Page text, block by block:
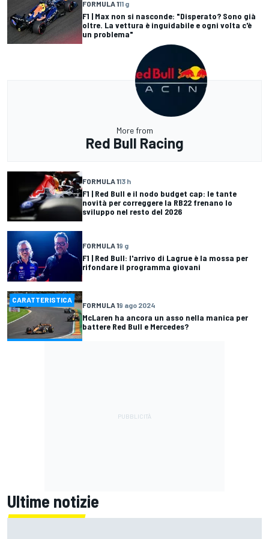
FORMULA 111 g
F1 | Max non si nasconde: "Disperato? Sono già
oltre. La vettura è inguidabile e ogni volta c'è
un problema"
More from
Red Bull Racing
FORMULA 113 h
F1 | Red Bull e il nodo budget cap: le tante
novità per correggere la RB22 frenano lo
sviluppo nel resto del 2026
FORMULA 19 g
F1 | Red Bull: l'arrivo di Lagrue è la mossa per
rifondare il programma giovani
CARATTERISTICA
FORMULA 19 ago 2024
McLaren ha ancora un asso nella manica per
battere Red Bull e Mercedes?
Ultime notizie